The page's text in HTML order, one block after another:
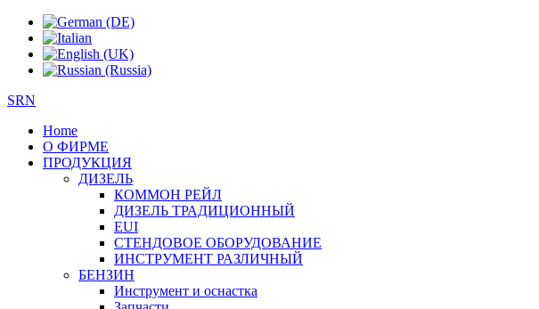
SRN
Home
О ФИРМЕ
ПРОДУКЦИЯ
ДИЗЕЛЬ
КОММОН РЕЙЛ
ДИЗЕЛЬ ТРАДИЦИОННЫЙ
EUI
СТЕНДОВОЕ ОБОРУДОВАНИЕ
ИНСТРУМЕНТ РАЗЛИЧНЫЙ
БЕНЗИН
Инструмент и оснастка